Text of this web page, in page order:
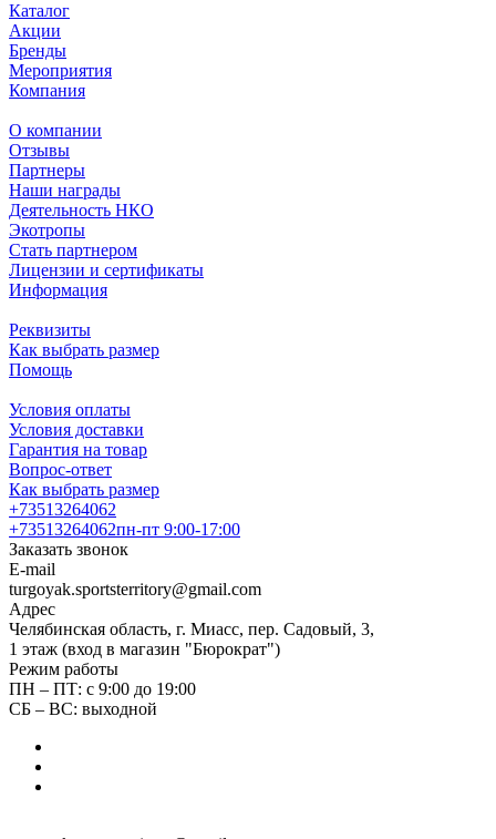
Каталог
Акции
Бренды
Мероприятия
Компания
О компании
Отзывы
Партнеры
Наши награды
Деятельность НКО
Экотропы
Стать партнером
Лицензии и сертификаты
Информация
Реквизиты
Как выбрать размер
Помощь
Условия оплаты
Условия доставки
Гарантия на товар
Вопрос-ответ
Как выбрать размер
+73513264062
+73513264062пн-пт 9:00-17:00
Заказать звонок
E-mail
turgoyak.sportsterritory@gmail.com
Адрес
Челябинская область, г. Миасс, пер. Садовый, 3,
1 этаж (вход в магазин "Бюрократ")
Режим работы
ПН – ПТ: с 9:00 до 19:00
СБ – ВС: выходной